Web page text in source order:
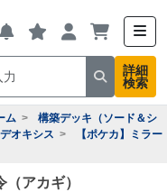
詳細
検索
ム
構築デッキ（ソード＆シ
オキシス
【ポケカ】ミラー
アカギ）